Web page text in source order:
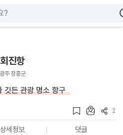
회진항
광주 장흥군
깃든 관광 명소 항구
2
상세정보 댓글